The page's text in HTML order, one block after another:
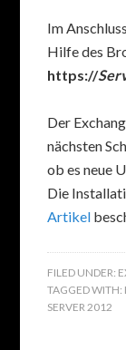
Im
Hilfe des
https://
Der
nächsten
ob es neue
Die
Artikel
FILED UNDER:
TAGGED WITH:
SERVER 2012